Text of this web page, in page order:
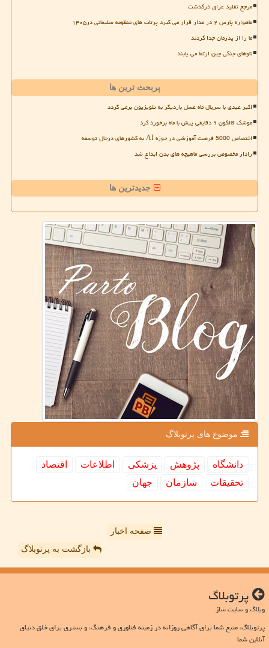
مرجع تقلید عراق درگذشت
ماهواره پارس ۲ در مدار قرار می گیرد پرتاب های منظومه سلیمانی در۱۴۰۵
ما را از پدرمان جدا کردند
ناوهای جنگی چین ارتقا می یابند
پربحث ترین ها
اکبر عبدی با سریال ماه عسل باردیگر به تلویزیون برمی گردد
موشک فالکون ۹ دقایقی پیش با ماه برخورد کرد
اختصاص 5000 فرصت آموزشی در حوزه AI به کشورهای درحال توسعه
رادار مخصوص بررسی ماهیچه های بدن ابداع شد
جدیدترین ها
موضوع های پرتوبلاگ
دانشگاه پژوهش پزشكی اطلاعات
اقتصاد
تحقیقات
سازمان جهان
صفحه اخبار
بازگشت به پرتوبلاگ
پرتوبلاگ
وبلاگ و سایت ساز
پرتوبلاگ، منبع شما برای آگاهی روزانه در زمینه فناوری و فرهنگ، و بستری برای خلق دنیای
آنلاین شما